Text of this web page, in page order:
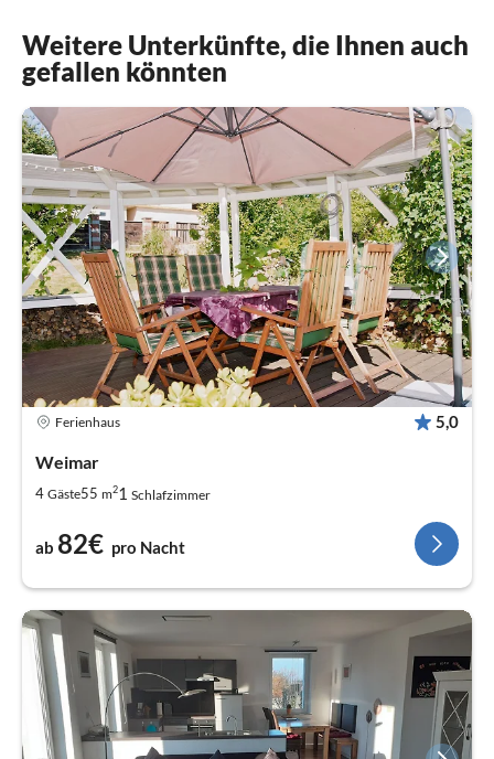
Weitere Unterkünfte, die Ihnen auch
gefallen könnten
Ferienhaus 5,0
Weimar
4 Gäste55 m21 Schlafzimmer
ab 82€ pro Nacht